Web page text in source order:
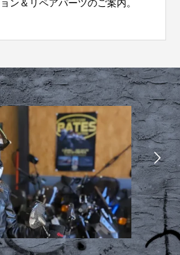
ン＆リペアパーツのご案内。